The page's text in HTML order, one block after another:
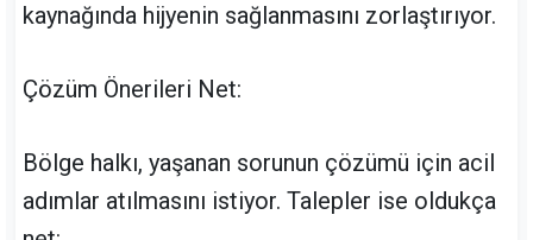
kaynağında hijyenin sağlanmasını zorlaştırıyor.
Çözüm Önerileri Net:
Bölge halkı, yaşanan sorunun çözümü için acil
adımlar atılmasını istiyor. Talepler ise oldukça